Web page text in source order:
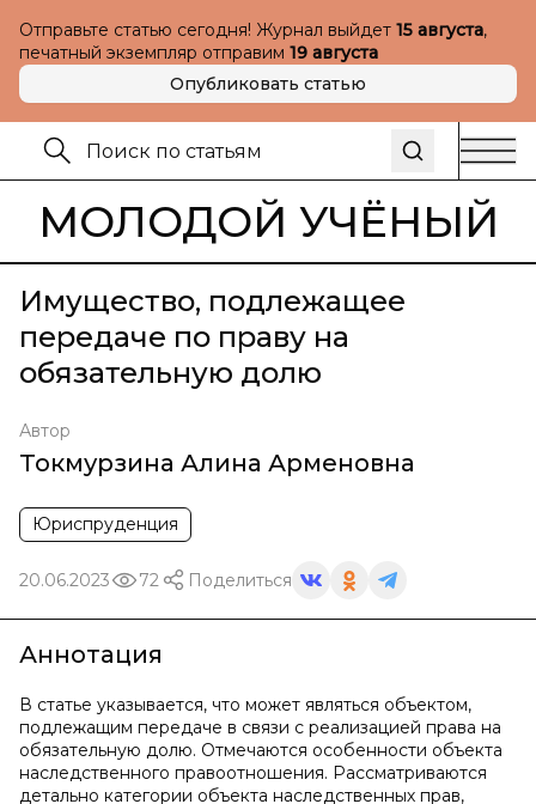
Отправьте статью сегодня! Журнал выйдет 15 августа,
печатный экземпляр отправим 19 августа
Опубликовать статью
МОЛОДОЙ УЧЁНЫЙ
Имущество, подлежащее
передаче по праву на
обязательную долю
Автор
Токмурзина Алина Арменовна
Юриспруденция
20.06.2023 72 Поделиться
Аннотация
В статье указывается, что может являться объектом,
подлежащим передаче в связи c реализацией права на
обязательную долю. Отмечаются особенности объекта
наследственного правоотношения. Рассматриваются
детально категории объекта наследственных прав,